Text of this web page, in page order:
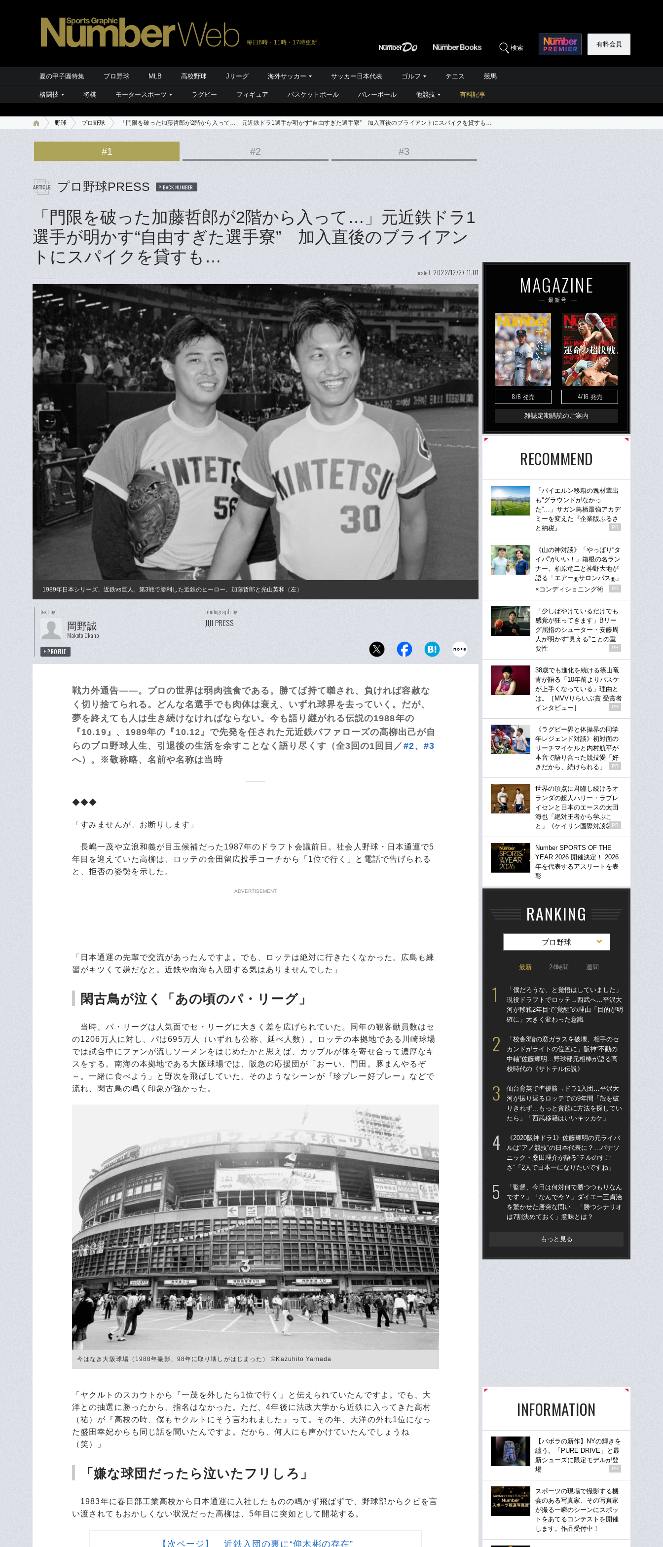
毎日6時・11時・17時更新
検索 有料会員
夏の甲子園特集 プロ野球 MLB 高校野球 Jリーグ 海外サッカー サッカー日本代表 ゴルフ テニス 競馬
格闘技 将棋 モータースポーツ ラグビー フィギュア バスケットボール バレーボール 他競技 有料記事
野球 プロ野球 「門限を破った加藤哲郎が2階から入って…」元近鉄ドラ1選手が明かす“自由すぎた選手寮” 加入直後のブライアントにスパイクを貸すも…
#1 #2 #3
プロ野球PRESS BACK NUMBER
「門限を破った加藤哲郎が2階から入って…」元近鉄ドラ1
選手が明かす“自由すぎた選手寮” 加入直後のブライアン
トにスパイクを貸すも…
posted 2022/12/27 11:01
1989年日本シリーズ、近鉄vs巨人。第3戦で勝利した近鉄のヒーロー、加藤哲郎と光山英和（左）
text by
岡野誠
Makoto Okano
PROFILE
photograph by
JIJI PRESS
戦力外通告――。プロの世界は弱肉強食である。勝てば持て囃され、負ければ容赦な
く切り捨てられる。どんな名選手でも肉体は衰え、いずれ球界を去っていく。だが、
夢を終えても人は生き続けなければならない。今も語り継がれる伝説の1988年の
『10.19』、1989年の『10.12』で先発を任された元近鉄バファローズの高柳出己が自
らのプロ野球人生、引退後の生活を余すことなく語り尽くす（全3回の1回目／ #2、 #3
へ）。※敬称略、名前や名称は当時
◆◆◆
「すみませんが、お断りします」
長嶋一茂や立浪和義が目玉候補だった1987年のドラフト会議前日。社会人野球・日本通運で5
年目を迎えていた高柳は、ロッテの金田留広投手コーチから「1位で行く」と電話で告げられる
と、拒否の姿勢を示した。
ADVERTISEMENT
「日本通運の先輩で交流があったんですよ。でも、ロッテは絶対に行きたくなかった。広島も練
習がキツくて嫌だなと。近鉄や南海も入団する気はありませんでした」
閑古鳥が泣く「あの頃のパ・リーグ」
当時、パ・リーグは人気面でセ・リーグに大きく差を広げられていた。同年の観客動員数はセ
の1206万人に対し、パは695万人（いずれも公称、延べ人数）。ロッテの本拠地である川崎球場
では試合中にファンが流しソーメンをはじめたかと思えば、カップルが体を寄せ合って濃厚なキ
スをする。南海の本拠地である大阪球場では、阪急の応援団が「おーい、門田。豚まんやるぞ
～。一緒に食べよう」と野次を飛ばしていた。そのようなシーンが『珍プレー好プレー』などで
流れ、閑古鳥の鳴く印象が強かった。
今はなき大阪球場（1988年撮影、98年に取り壊しがはじまった） ©Kazuhito Yamada
「ヤクルトのスカウトから『一茂を外したら1位で行く』と伝えられていたんですよ。でも、大
洋との抽選に勝ったから、指名はなかった。ただ、4年後に法政大学から近鉄に入ってきた高村
（祐）が『高校の時、僕もヤクルトにそう言われました』って。その年、大洋の外れ1位になっ
た盛田幸妃からも同じ話を聞いたんですよ。だから、何人にも声かけていたんでしょうね
（笑）」
「嫌な球団だったら泣いたフリしろ」
1983年に春日部工業高校から日本通運に入社したものの鳴かず飛ばずで、野球部からクビを言
い渡されてもおかしくない状況だった高柳は、5年目に突如として開花する。
【次ページ】 近鉄入団の裏に“仰木彬の存在”
MAGAZINE
最新号
8/6 発売 4/16 発売
雑誌定期購読のご案内
RECOMMEND
「バイエルン移籍の逸材輩出
も“グラウンドがなかっ
た”…」サガン鳥栖最強アカデ
ミーを変えた『企業版ふるさ
と納税』
PR
《山の神対談》「やっぱり“タ
イパ”がいい！」箱根の名ラン
ナー、柏原竜二と神野大地が
語る「エアー®サロンパス® 」
×コンディショニング術
PR
「少しぼやけているだけでも
感覚が狂ってきます」Bリー
グ屈指のシューター・安藤周
人が明かす“見える”ことの重
要性
PR
38歳でも進化を続ける篠山竜
青が語る「10年前よりバスケ
が上手くなっている」理由と
は。［MVVりらいぶ賞 受賞者
インタビュー］
PR
《ラグビー界と体操界の同学
年レジェンド対談》初対面の
リーチマイケルと内村航平が
本音で語り合った競技愛「好
きだから、続けられる」
PR
世界の頂点に君臨し続けるオ
ランダの超人ハリー・ラブレ
イセンと日本のエースの太田
海也「絶対王者から学ぶこ
と」《ケイリン国際対談②》
PR
Number SPORTS OF THE
YEAR 2026 開催決定！ 2026
年を代表するアスリートを表
彰
RANKING
プロ野球
最新 24時間 週間
「僕だろうな、と覚悟はしていました」
現役ドラフトでロッテ→西武へ…平沢大
河が移籍2年目で“覚醒”の理由「目的が明
確に」大きく変わった意識
「校舎3階の窓ガラスを破壊、相手のセ
カンドがライトの位置に」阪神“不動の
中軸”佐藤輝明…野球部元相棒が語る高
校時代の《サトテル伝説》
仙台育英で準優勝→ドラ1入団…平沢大
河が振り返るロッテでの9年間「殻を破
りきれず…もっと貪欲に方法を探してい
たら」「西武移籍はいいキッカケ」
《2020阪神ドラ1》佐藤輝明の元ライバ
ルは“アノ競技”の日本代表に？…パナソ
ニック・桑田理介が語る“テルのすご
さ”「2人で日本一になりたいですね」
「監督、今日は何対何で勝つつもりなん
です？」「なんで今？」ダイエー王貞治
を驚かせた唐突な問い…「勝つシナリオ
は7割決めておく」意味とは？
もっと見る
INFORMATION
【バボラの新作】NYの輝きを
纏う。「PURE DRIVE」と最
新シューズに限定モデルが登
場
PR
スポーツの現場で撮影する機
会のある写真家、その写真家
が撮る一瞬のシーンにスポッ
トをあてるコンテストを開催
します。作品受付中！